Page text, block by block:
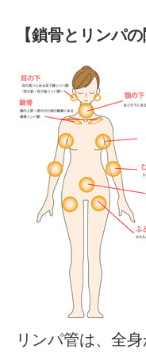
【鎖骨とリンパの
リンパ管は、全